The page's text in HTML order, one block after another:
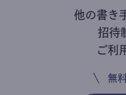
他の書き
招待
ご利
無